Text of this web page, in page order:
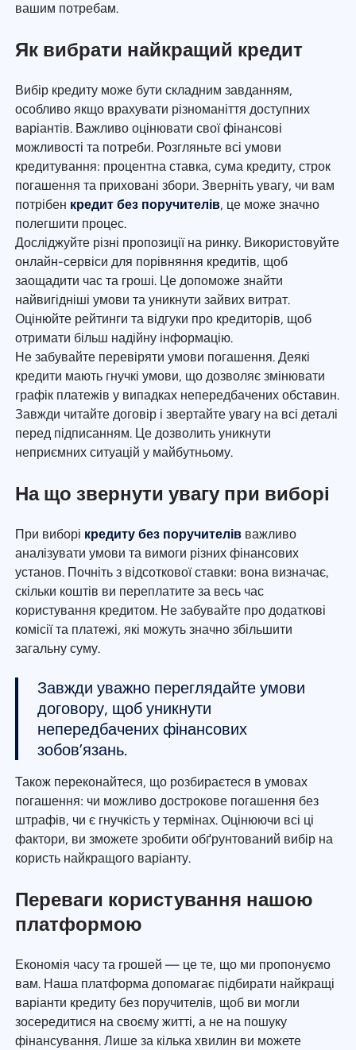
вашим потребам.
Як вибрати найкращий кредит
Вибір кредиту може бути складним завданням,
особливо якщо врахувати різноманіття доступних
варіантів. Важливо оцінювати свої фінансові
можливості та потреби. Розгляньте всі умови
кредитування: процентна ставка, сума кредиту, строк
погашення та приховані збори. Зверніть увагу, чи вам
потрібен кредит без поручителів, це може значно
полегшити процес.
Досліджуйте різні пропозиції на ринку. Використовуйте
онлайн-сервіси для порівняння кредитів, щоб
заощадити час та гроші. Це допоможе знайти
найвигідніші умови та уникнути зайвих витрат.
Оцінюйте рейтинги та відгуки про кредиторів, щоб
отримати більш надійну інформацію.
Не забувайте перевіряти умови погашення. Деякі
кредити мають гнучкі умови, що дозволяє змінювати
графік платежів у випадках непередбачених обставин.
Завжди читайте договір і звертайте увагу на всі деталі
перед підписанням. Це дозволить уникнути
неприємних ситуацій у майбутньому.
На що звернути увагу при виборі
При виборі кредиту без поручителів важливо
аналізувати умови та вимоги різних фінансових
установ. Почніть з відсоткової ставки: вона визначає,
скільки коштів ви переплатите за весь час
користування кредитом. Не забувайте про додаткові
комісії та платежі, які можуть значно збільшити
загальну суму.
Завжди уважно переглядайте умови
договору, щоб уникнути
непередбачених фінансових
зобов’язань.
Також переконайтеся, що розбираєтеся в умовах
погашення: чи можливо дострокове погашення без
штрафів, чи є гнучкість у термінах. Оцінюючи всі ці
фактори, ви зможете зробити обґрунтований вибір на
користь найкращого варіанту.
Переваги користування нашою
платформою
Економія часу та грошей — це те, що ми пропонуємо
вам. Наша платформа допомагає підбирати найкращі
варіанти кредиту без поручителів, щоб ви могли
зосередитися на своєму житті, а не на пошуку
фінансування. Лише за кілька хвилин ви можете